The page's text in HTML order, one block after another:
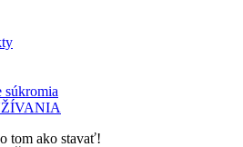
súkromia
tom ako stavať!